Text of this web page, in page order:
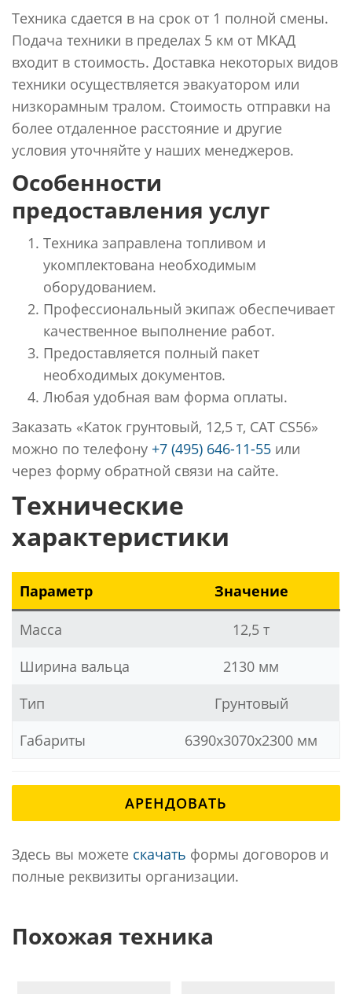
Техника сдается в на срок от 1 полной смены.
Подача техники в пределах 5 км от МКАД
входит в стоимость. Доставка некоторых видов
техники осуществляется эвакуатором или
низкорамным тралом. Стоимость отправки на
более отдаленное расстояние и другие
условия уточняйте у наших менеджеров.
Особенности
предоставления услуг
Техника заправлена топливом и
укомплектована необходимым
оборудованием.
Профессиональный экипаж обеспечивает
качественное выполнение работ.
Предоставляется полный пакет
необходимых документов.
Любая удобная вам форма оплаты.
Заказать «Каток грунтовый, 12,5 т, CAT CS56»
можно по телефону +7 (495) 646-11-55 или
через форму обратной связи на сайте.
Технические
характеристики
Параметр Значение
Масса
12,5 т
Ширина вальца
2130 мм
Тип
Грунтовый
Габариты
6390x3070x2300 мм
АРЕНДОВАТЬ
Здесь вы можете скачать формы договоров и
полные реквизиты организации.
Похожая техника